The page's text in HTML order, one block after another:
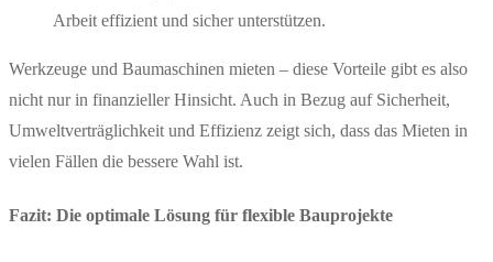
Arbeit effizient und sicher unterstützen.
Werkzeuge und Baumaschinen mieten – diese Vorteile gibt es also
nicht nur in finanzieller Hinsicht. Auch in Bezug auf Sicherheit,
Umweltverträglichkeit und Effizienz zeigt sich, dass das Mieten in
vielen Fällen die bessere Wahl ist.
Fazit: Die optimale Lösung für flexible Bauprojekte